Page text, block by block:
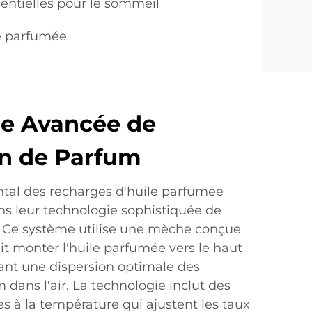
pour le sommeil
parfumée
Avancée de
de Parfum
des recharges d'huile parfumée
leur technologie sophistiquée de
système utilise une mèche conçue
monter l'huile parfumée vers le haut
une dispersion optimale des
dans l'air. La technologie inclut des
à la température qui ajustent les taux